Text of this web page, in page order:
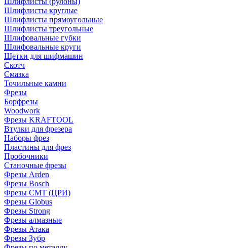
Шлифлисты круглые
Шлифлисты прямоугольные
Шлифлисты треугольные
Шлифовальные губки
Шлифовальные круги
Щетки для шифмашин
Скотч
Смазка
Точильные камни
Фрезы
Борфрезы
Woodwork
Фрезы KRAFTOOL
Втулки для фрезера
Наборы фрез
Пластины для фрез
Пробочники
Станочные фрезы
Фрезы Arden
Фрезы Bosch
Фрезы CMT (ЦРИ)
Фрезы Globus
Фрезы Strong
Фрезы алмазные
Фрезы Атака
Фрезы Зубр